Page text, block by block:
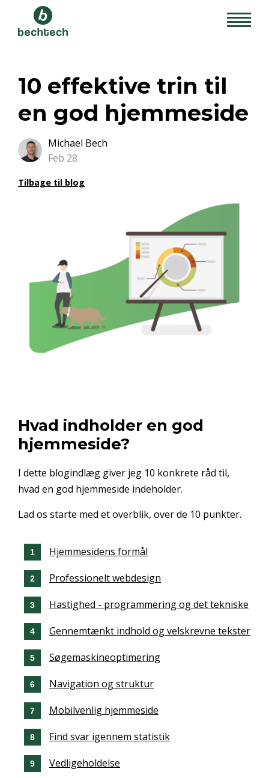
10 effektive trin til
en god hjemmeside
Michael Bech
Feb 28
Tilbage til blog
Hvad indholder en god
hjemmeside?
I dette blogindlæg giver jeg 10 konkrete råd til,
hvad en god hjemmeside indeholder.
Lad os starte med et overblik, over de 10 punkter.
Hjemmesidens formål
Professionelt webdesign
Hastighed - programmering og det tekniske
Gennemtænkt indhold og velskrevne tekster
Søgemaskineoptimering
Navigation og struktur
Mobilvenlig hjemmeside
Find svar igennem statistik
Vedligeholdelse